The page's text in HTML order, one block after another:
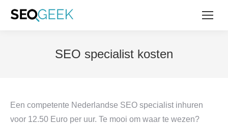
SEO specialist kosten
Een competente Nederlandse SEO specialist inhuren
voor 12.50 Euro per uur. Te mooi om waar te wezen?